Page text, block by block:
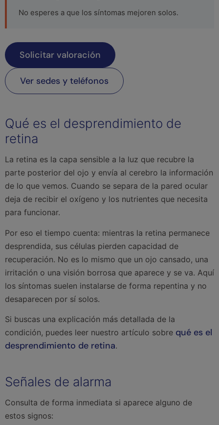
No esperes a que los síntomas mejoren solos.
Solicitar valoración
Ver sedes y teléfonos
Qué es el desprendimiento de
retina
La retina es la capa sensible a la luz que recubre la
parte posterior del ojo y envía al cerebro la información
de lo que vemos. Cuando se separa de la pared ocular
deja de recibir el oxígeno y los nutrientes que necesita
para funcionar.
Por eso el tiempo cuenta: mientras la retina permanece
desprendida, sus células pierden capacidad de
recuperación. No es lo mismo que un ojo cansado, una
irritación o una visión borrosa que aparece y se va. Aquí
los síntomas suelen instalarse de forma repentina y no
desaparecen por sí solos.
Si buscas una explicación más detallada de la
condición, puedes leer nuestro artículo sobre qué es el
desprendimiento de retina.
Señales de alarma
Consulta de forma inmediata si aparece alguno de
estos signos: